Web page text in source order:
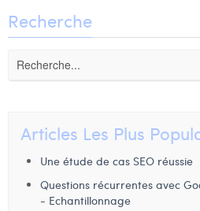
Floriane Defacqz
Justine Cremer
Laura Verhelst
Recherche
Articles Les Plus
Une étude de cas SEO réussie
Questions récurrentes avec
- Echantillonnage